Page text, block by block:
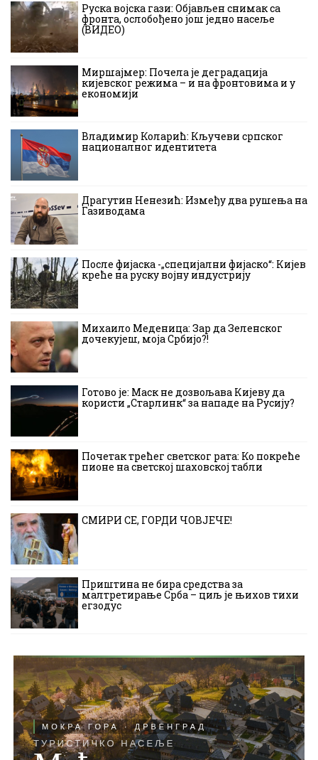
Руска војска гази: Објављен снимак са
фронта, ослобођено још једно насеље
(ВИДЕО)
Миршајмер: Почела је деградација
кијевског режима – и на фронтовима и у
економији
Владимир Коларић: Кључеви српског
националног идентитета
Драгутин Ненезић: Између два рушења на
Газиводама
После фијаска -„специјални фијаско“: Кијев
креће на руску војну индустрију
Михаило Меденица: Зар да Зеленског
дочекујеш, моја Србијо?!
Готово је: Маск не дозвољава Кијеву да
користи „Старлинк“ за нападе на Русију?
Почетак трећег светског рата: Ко покреће
пионе на светској шаховској табли
СМИРИ СЕ, ГОРДИ ЧОВЈЕЧЕ!
Приштина не бира средства за
малтретирање Срба – циљ је њихов тихи
егзодус